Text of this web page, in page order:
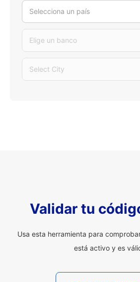
Selecciona un país
Elige un banco
Select City
Validar tu
Usa esta herramienta para
está activo y es